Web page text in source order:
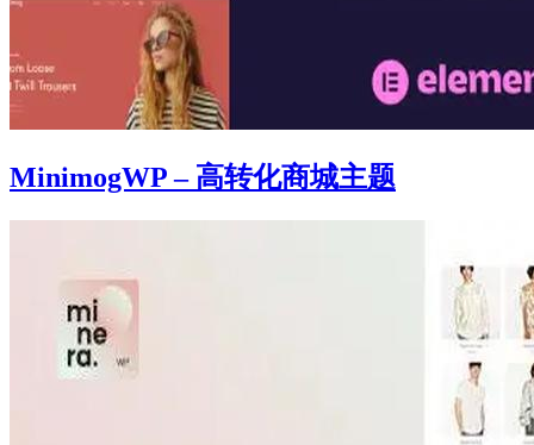
MinimogWP – 高转化商城主题